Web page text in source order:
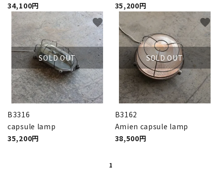
34,100円
35,200円
SOLD OUT
B3316
capsule lamp
35,200円
favorite
SOLD OUT
B3162
Amien capsule lamp
38,500円
favorite
1